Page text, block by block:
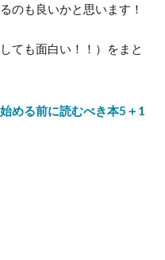
のも良いかと思います！
ても面白い！！）をまと
める前に読むべき本5＋1